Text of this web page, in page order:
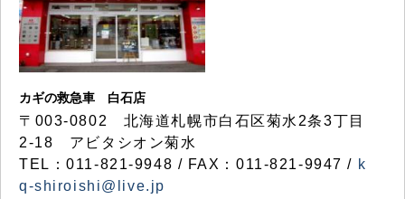
カギの救急車 白石店
〒003-0802 北海道札幌市白石区菊水2条3丁目
2-18 アビタシオン菊水
TEL：011-821-9948 / FAX：011-821-9947 / k
q-shiroishi@live.jp